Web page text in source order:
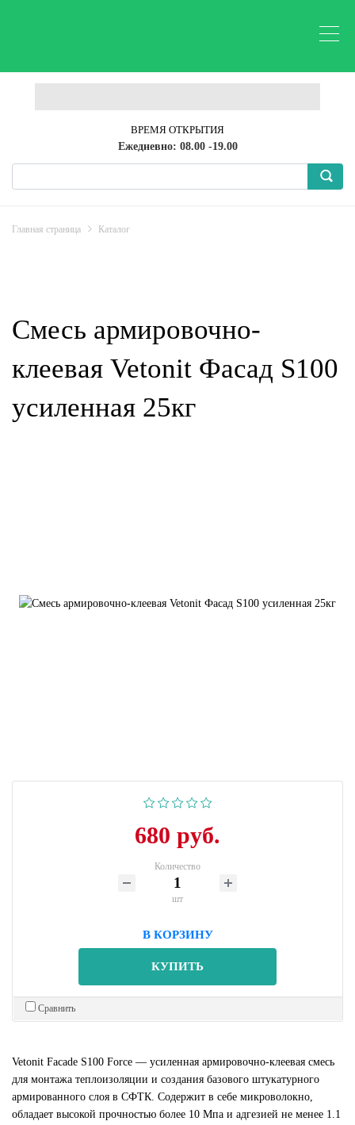
ВРЕМЯ ОТКРЫТИЯ
Ежедневно: 08.00 -19.00
Главная страница Каталог
Смесь армировочно-
клеевая Vetonit Фасад S100
усиленная 25кг
680 руб.
Количество
шт
В КОРЗИНУ
КУПИТЬ
Сравнить
Vetonit Facade S100 Force — усиленная армировочно-клеевая смесь
для монтажа теплоизоляции и создания базового штукатурного
армированного слоя в СФТК. Содержит в себе микроволокно,
обладает высокой прочностью более 10 Мпа и адгезией не менее 1.1